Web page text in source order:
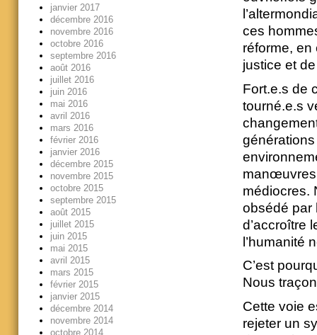
ces
réforme,
justice et
Fort.e.s de
tourné.e.s
médiocres.
obsédé par
d’accroître
l’humanité
C’est
Nous
Cette voie
rejeter un
janvier 2017
décembre 2016
novembre 2016
octobre 2016
septembre 2016
août 2016
juillet 2016
juin 2016
mai 2016
avril 2016
mars 2016
février 2016
janvier 2016
décembre 2015
novembre 2015
octobre 2015
septembre 2015
août 2015
juillet 2015
juin 2015
mai 2015
avril 2015
mars 2015
février 2015
janvier 2015
décembre 2014
novembre 2014
octobre 2014